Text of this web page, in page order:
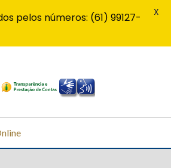
pelos números: (61) 99127-
X